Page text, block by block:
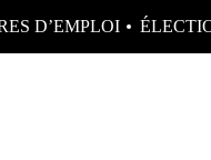
D’EMPLOI